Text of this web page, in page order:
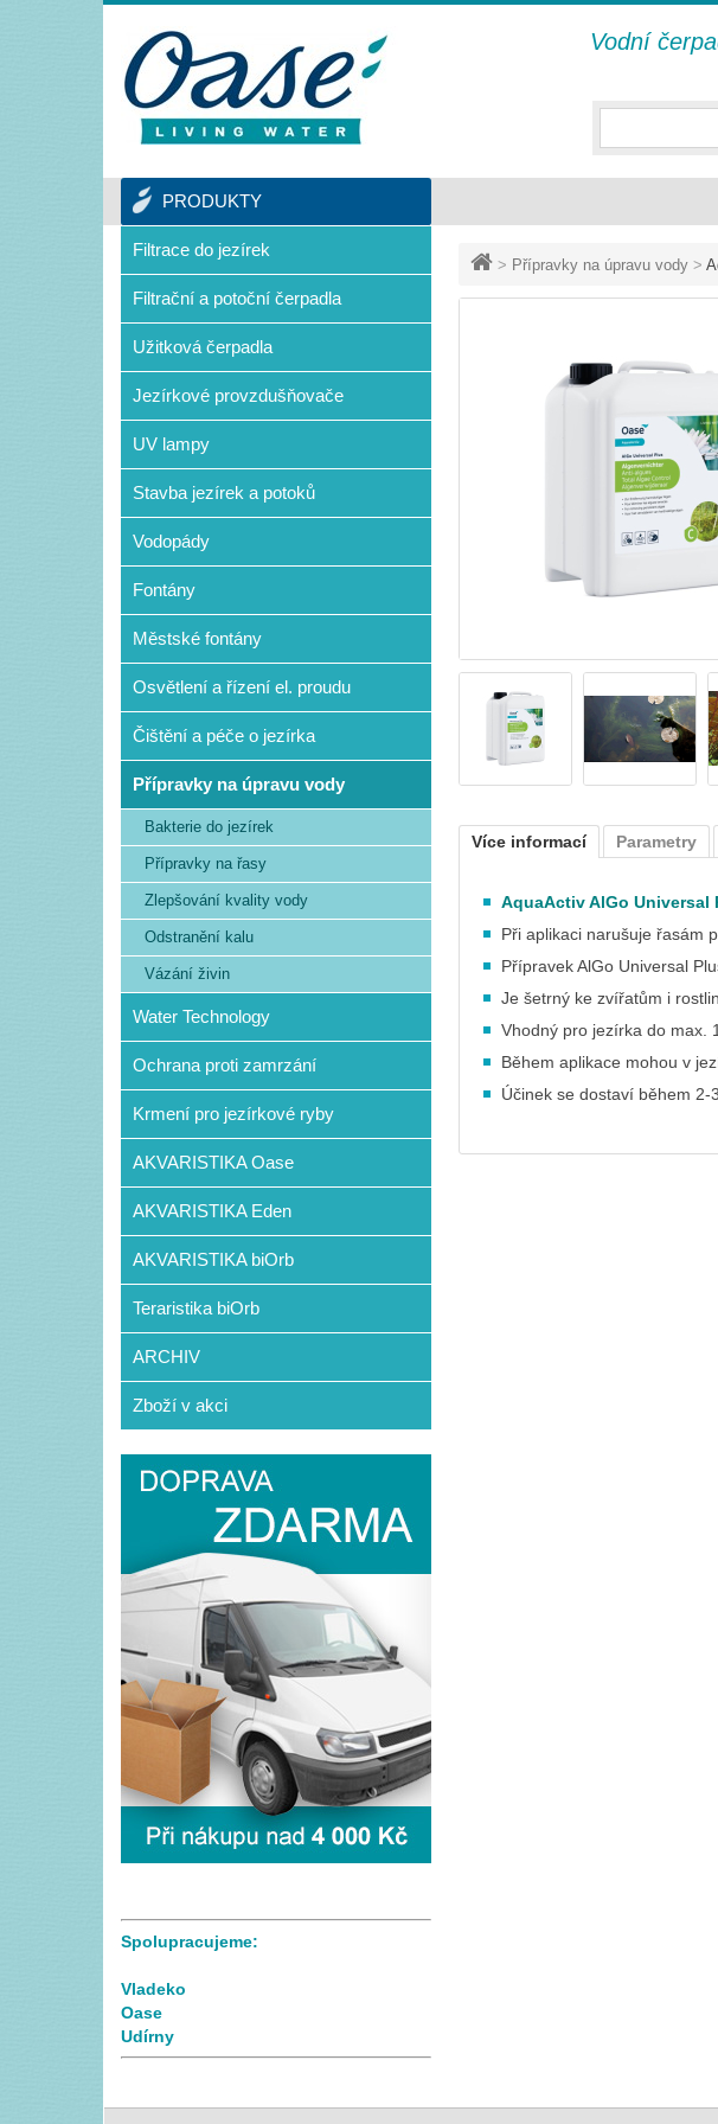
> Přípravky na úpravu vody >
Více informací Parametry
AquaActiv AlGo Universal
Při aplikaci narušuje řasám
Přípravek AlGo Universal
Je šetrný ke zvířatům i
Vhodný pro jezírka do max.
Během aplikace mohou v
Účinek se dostaví během 2-
PRODUKTY
Filtrace do jezírek
Filtrační a potoční čerpadla
Užitková čerpadla
Jezírkové provzdušňovače
UV lampy
Stavba jezírek a potoků
Vodopády
Fontány
Městské fontány
Osvětlení a řízení el. proudu
Čištění a péče o jezírka
Přípravky na úpravu vody
Bakterie do jezírek
Přípravky na řasy
Zlepšování kvality vody
Odstranění kalu
Vázání živin
Water Technology
Ochrana proti zamrzání
Krmení pro jezírkové ryby
AKVARISTIKA Oase
AKVARISTIKA Eden
AKVARISTIKA biOrb
Teraristika biOrb
ARCHIV
Zboží v akci
Spolupracujeme:
Vladeko
Oase
Udírny
Vodní